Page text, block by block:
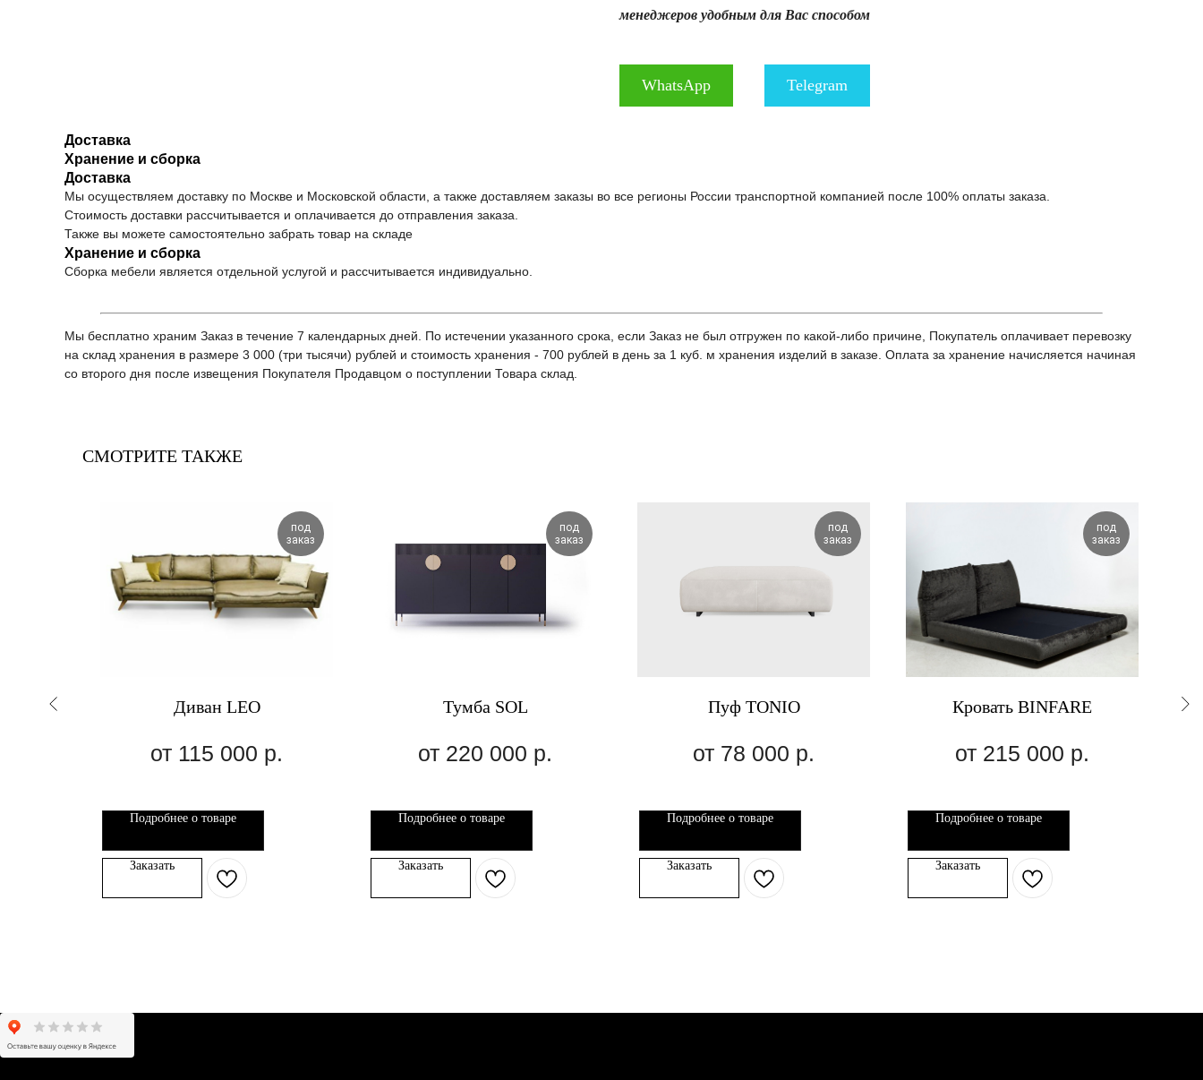
менеджеров удобным для Вас способом
WhatsApp Telegram
Доставка
Хранение и сборка
Доставка
Мы осуществляем доставку по Москве и Московской области, а также доставляем заказы во все регионы России транспортной компанией после 100% оплаты заказа.
Стоимость доставки рассчитывается и оплачивается до отправления заказа.
Также вы можете самостоятельно забрать товар на складе
Хранение и сборка
Сборка мебели является отдельной услугой и рассчитывается индивидуально.
Мы бесплатно храним Заказ в течение 7 календарных дней. По истечении указанного срока, если Заказ не был отгружен по какой-либо причине, Покупатель оплачивает перевозку
на склад хранения в размере 3 000 (три тысячи) рублей и стоимость хранения - 700 рублей в день за 1 куб. м хранения изделий в заказе. Оплата за хранение начисляется начиная
со второго дня после извещения Покупателя Продавцом о поступлении Товара склад.
СМОТРИТЕ ТАКЖЕ
под
заказ
Диван LEO
115 000 р.
Подробнее о товаре
Заказать
под
заказ
Тумба SOL
220 000 р.
Подробнее о товаре
Заказать
под
заказ
Пуф TONIO
78 000 р.
Подробнее о товаре
Заказать
под
заказ
Кровать BINFARE
215 000 р.
Подробнее о товаре
Заказать